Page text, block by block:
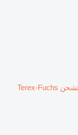
حفارة النقل والشحن Terex-Fuchs